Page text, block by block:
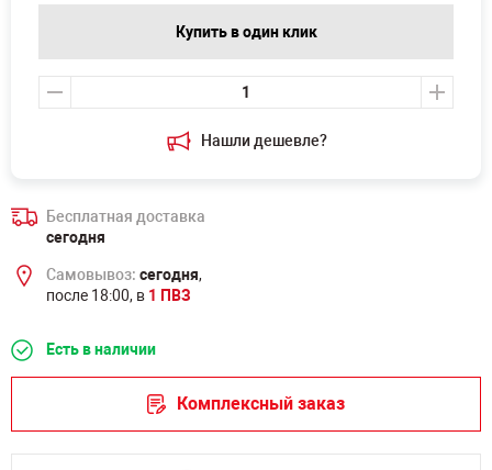
Нашли дешевле?
Купить в один клик
Бесплатная доставка
сегодня
Самовывоз: сегодня,
после 18:00, в 1 ПВЗ
Есть в наличии
Комплексный заказ